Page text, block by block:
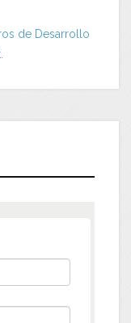
de Desarrollo